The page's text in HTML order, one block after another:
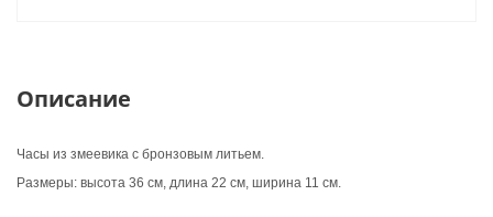
Описание
Часы из змеевика с бронзовым литьем.
Размеры: высота 36 см, длина 22 см, ширина 11 см.